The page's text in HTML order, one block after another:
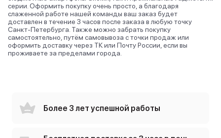
серии. Оформить покупку очень просто, а благодаря
слаженной работе нашей команды ваш заказ будет
доставлен в течение 3 часов после заказа в любую точку
Санкт-Петербурга. Также можно забрать покупку
самостоятельно, путём самовывоза с точки продаж или
оформить доставку через ТК или Почту России, если вы
проживаете за пределами города.
Более 3 лет успешной работы